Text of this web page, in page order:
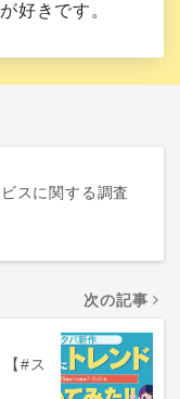
好きです。
スに関する調査
次の記事
#ス